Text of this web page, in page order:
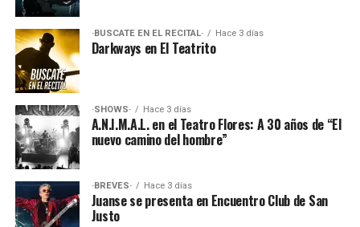
·BUSCATE EN EL RECITAL· Hace 3 días
Darkways en El Teatrito
·SHOWS· Hace 3 días
A.N.I.M.A.L. en el Teatro Flores: A 30 años de “El
nuevo camino del hombre”
·BREVES· Hace 3 días
Juanse se presenta en Encuentro Club de San
Justo